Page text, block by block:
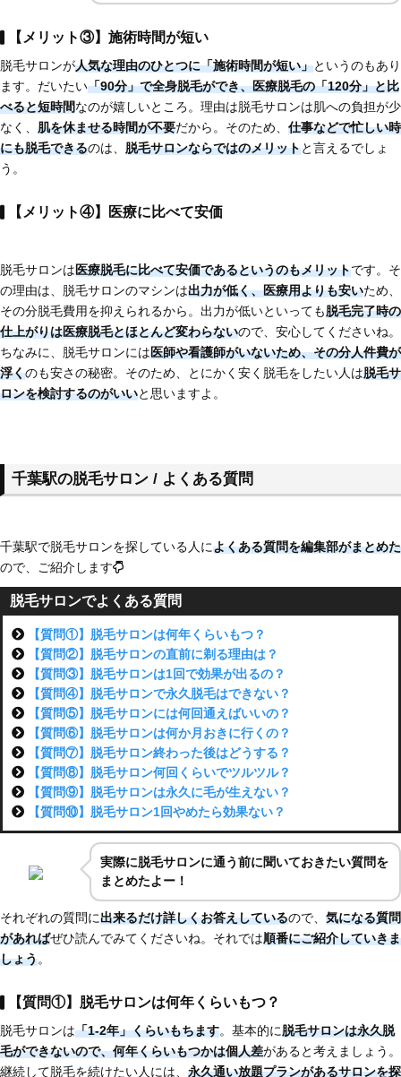
【メリット③】施術時間が短い
脱毛サロンが人気な理由のひとつに「施術時間が短い」というのもあり
ます。だいたい「90分」で全身脱毛ができ、医療脱毛の「120分」と比
べると短時間なのが嬉しいところ。理由は脱毛サロンは肌への負担が少
なく、 肌を休ませる時間が不要だから。そのため、 仕事などで忙しい時
にも脱毛できるのは、 脱毛サロンならではのメリットと言えるでしょ
う。
【メリット④】医療に比べて安価
脱毛サロンは医療脱毛に比べて安価であるというのもメリットです。そ
の理由は、脱毛サロンのマシンは出力が低く、医療用よりも安いため、
その分脱毛費用を抑えられるから。出力が低いといっても脱毛完了時の
仕上がりは医療脱毛とほとんど変わらないので、安心してくださいね。
ちなみに、脱毛サロンには医師や看護師がいないため、その分人件費が
浮くのも安さの秘密。そのため、とにかく安く脱毛をしたい人は脱毛サ
ロンを検討するのがいいと思いますよ。
千葉駅の脱毛サロン / よくある質問
千葉駅で脱毛サロンを探している人によくある質問を編集部がまとめた
ので、ご紹介します
脱毛サロンでよくある質問
【質問①】脱毛サロンは何年くらいもつ？
【質問②】脱毛サロンの直前に剃る理由は？
【質問③】脱毛サロンは1回で効果が出るの？
【質問④】脱毛サロンで永久脱毛はできない？
【質問⑤】脱毛サロンには何回通えばいいの？
【質問⑥】脱毛サロンは何か月おきに行くの？
【質問⑦】脱毛サロン終わった後はどうする？
【質問⑧】脱毛サロン何回くらいでツルツル？
【質問⑨】脱毛サロンは永久に毛が生えない？
【質問⑩】脱毛サロン1回やめたら効果ない？
実際に脱毛サロンに通う前に聞いておきたい質問を
まとめたよー！
それぞれの質問に出来るだけ詳しくお答えしているので、 気になる質問
があればぜひ読んでみてくださいね。それでは順番にご紹介していきま
しょう。
【質問①】脱毛サロンは何年くらいもつ？
脱毛サロンは「1-2年」くらいもちます。基本的に脱毛サロンは永久脱
毛ができないので、何年くらいもつかは個人差があると考えましょう。
継続して脱毛を続けたい人には、 永久通い放題プランがあるサロンを探